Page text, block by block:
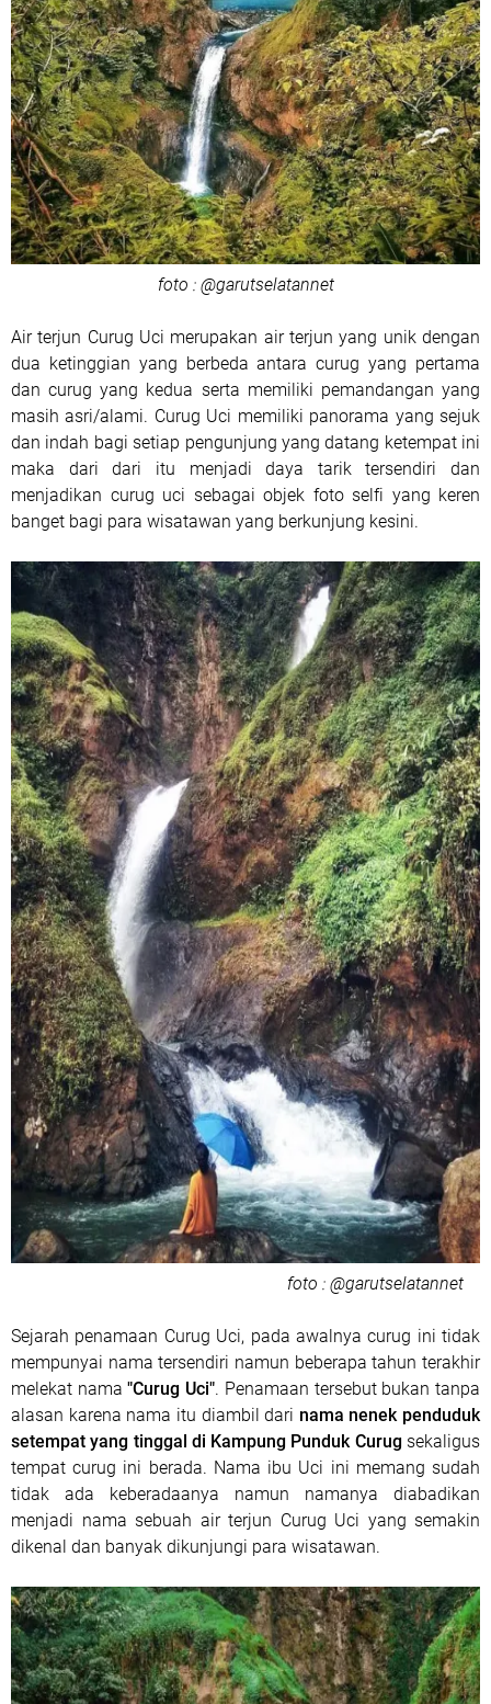
foto : @garutselatannet
Air terjun Curug Uci merupakan air terjun yang unik dengan
dua ketinggian yang berbeda antara curug yang pertama
dan curug yang kedua serta memiliki pemandangan yang
masih asri/alami. Curug Uci memiliki panorama yang sejuk
dan indah bagi setiap pengunjung yang datang ketempat ini
maka dari dari itu menjadi daya tarik tersendiri dan
menjadikan curug uci sebagai objek foto selfi yang keren
banget bagi para wisatawan yang berkunjung kesini.
foto : @garutselatannet
Sejarah penamaan Curug Uci, pada awalnya curug ini tidak
mempunyai nama tersendiri namun beberapa tahun terakhir
melekat nama"Curug Uci". Penamaan tersebut bukan tanpa
alasan karena nama itu diambil dari nama nenek penduduk
setempat yang tinggal di Kampung Punduk Curugsekaligus
tempat curug ini berada. Nama ibu Uci ini memang sudah
tidak ada keberadaanya namun namanya diabadikan
menjadi nama sebuah air terjun Curug Uci yang semakin
dikenal dan banyak dikunjungi para wisatawan.